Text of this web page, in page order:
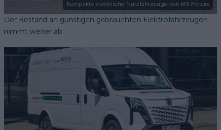
Kompakte elektrische Nutzfahrzeuge von ARI Motors
Der Bestand an günstigen gebrauchten Elektrofahrzeugen
nimmt weiter ab